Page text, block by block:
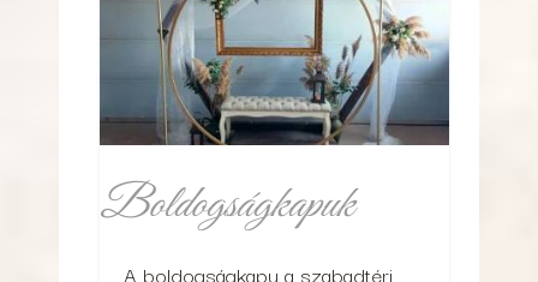
Boldogságkapuk
A boldogságkapu a szabadtéri